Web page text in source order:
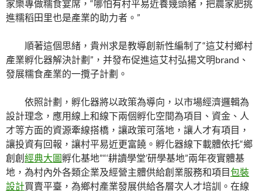
家樂專做糯食宴席，“哪怕有村平易近養幾頭豬，把農家肥挑
進糯稻田里也是產業的助力者。”
順著這個思緒，貴州求是教導創新性編制了“這艾村鄉村
產業孵化器解決計劃”，并發布促進這艾村弘揚文明brand、
發展糯食產業的一攬子計劃。
依照計劃，孵化器將以政策為導向，以市場經濟邏輯為
設計理念，應用線上和線下兩個孵化空間為項目、資金、人
才等方面的資源牽線搭橋，讓政策可落地，讓人才有項目，
讓投資有回報，讓村平易近更富饒。孵化器線下載體依托“鄉
創創 經典大圖孵化基地”“‘耕讀學堂’研學基地”兩年夜實體基
地，為村內外各類企業及經營主體供給創業服務和項目包裝
設計買賣平臺，為鄉村產業發展供給各層次人才培訓。在線